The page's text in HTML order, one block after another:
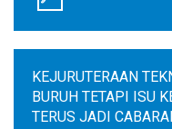
KEJURUTERAAN
BURUH TETAPI ISU
TERUS JADI